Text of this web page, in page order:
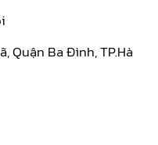
Quận Ba Đình, TP.Hà